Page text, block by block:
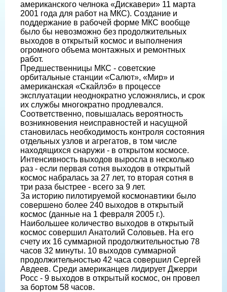
американского челнока «Дискавери» 11 марта
2001 года для работ на МКС). Создание и
поддержание в рабочей форме МКС вообще
было бы невозможно без продолжительных
выходов в открытый космос и выполнения
огромного объема монтажных и ремонтных
работ.
Предшественницы МКС - советские
орбитальные станции «Салют», «Мир» и
американская «Скайлэб» в процессе
эксплуатации неоднократно усложнялись, и срок
их службы многократно продлевался.
Соответственно, повышалась вероятность
возникновения неисправностей и насущной
становилась необходимость контроля состояния
отдельных узлов и агрегатов, в том числе
находящихся снаружи - в открытом космосе.
Интенсивность выходов выросла в несколько
раз - если первая сотня выходов в открытый
космос набралась за 27 лет, то вторая сотня в
три раза быстрее - всего за 9 лет.
За историю пилотируемой космонавтики было
совершено более 240 выходов в открытый
космос (данные на 1 февраля 2005 г.).
Наибольшее количество выходов в открытый
космос совершил Анатолий Соловьев. На его
счету их 16 суммарной продолжительностью 78
часов 32 минуты. 10 выходов суммарной
продолжительностью 42 часа совершил Сергей
Авдеев. Среди американцев лидирует Джерри
Росс - 9 выходов в открытый космос, он провел
за бортом 58 часов.